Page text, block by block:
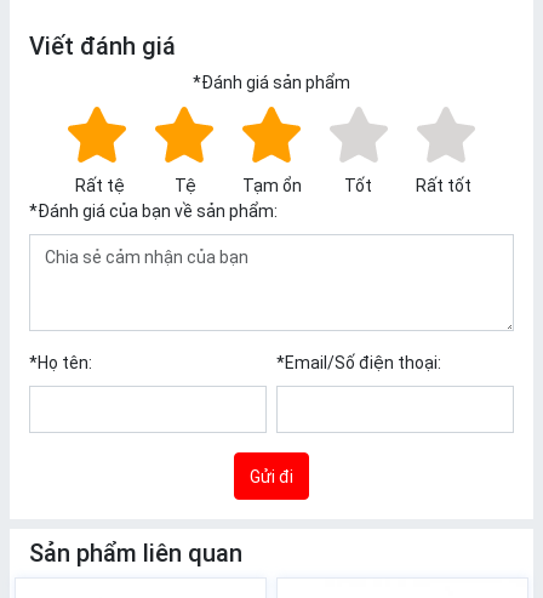
Viết đánh giá
*Đánh giá sản phẩm
Rất tệ Tệ Tạm ổn Tốt
Rất tốt
*Đánh giá của bạn về sản phẩm:
*Họ tên: *Email/Số điện thoại:
Gửi đi
Sản phẩm liên quan